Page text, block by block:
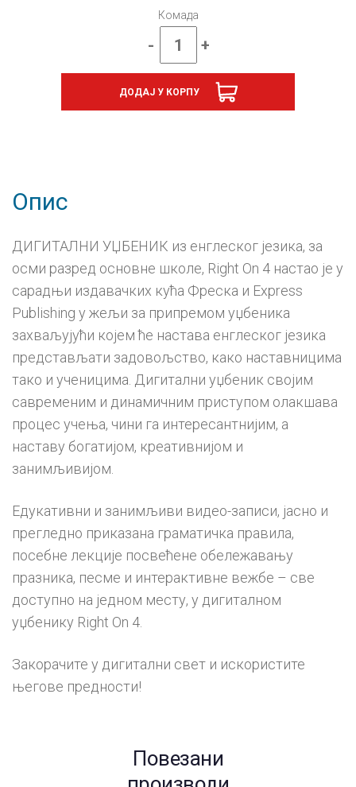
Комада
-
Енглески
језик
Right
On,
+
ДОДАЈ У КОРПУ
Опис
ДИГИТАЛНИ УЏБЕНИК из енглеског језика, за
осми разред основне школе, Right On 4 настао је у
сарадњи издавачких кућа Фреска и Express
Publishing у жељи за припремом уџбеника
захваљујући којем ће настава енглеског језика
представљати задовољство, како наставницима
тако и ученицима. Дигитални уџбеник својим
савременим и динамичним приступом олакшава
процес учења, чини га интересантнијим, а
наставу богатијом, креативнијом и
занимљивијом.
Едукативни и занимљиви видео-записи, јасно и
прегледно приказана граматичка правила,
посебне лекције посвећене обележавању
празника, песме и интерактивне вежбе – све
доступно на једном месту, у дигиталном
уџбенику Right On 4.
Закорачите у дигитални свет и искористите
његове предности!
Повезани